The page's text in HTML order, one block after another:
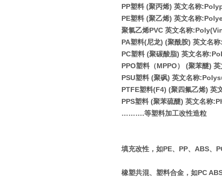
PP塑料 (聚丙烯) 英文名称
PE塑料 (聚乙烯) 英文名称
聚氯乙烯PVC 英文名称
PA塑料(尼龙) (聚酰胺) 英文名称
PC塑料 (聚碳酸脂) 英文名称
PPO塑料（MPPO） (聚苯醚) 英
PSU塑料 (聚砜) 英文名称
PTFE塑料(F4) (聚四氟乙烯) 英
PPS塑料 (聚苯硫醚) 英文名称
……….等塑料加工改性造粒
填充改性，如PE、PP、ABS、
橡塑共混、塑料合金，如PC